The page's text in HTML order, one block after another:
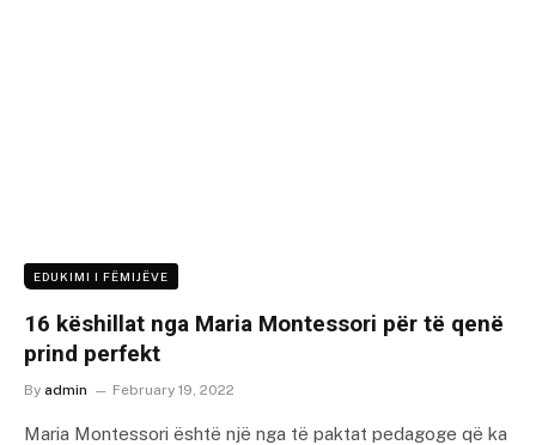
EDUKIMI I FËMIJËVE
16 këshillat nga Maria Montessori për të qenë
prind perfekt
By admin February 19, 2022
Maria Montessori është një nga të paktat pedagoge që ka